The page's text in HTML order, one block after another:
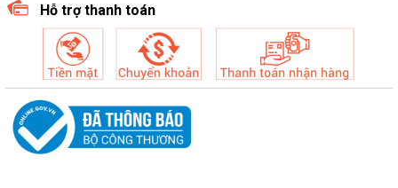
Hỗ trợ thanh toán